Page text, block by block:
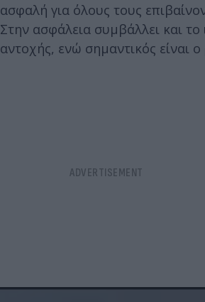
ασφαλή για όλους τους
Στην ασφάλεια συμβάλλει και
αντοχής, ενώ σημαντικός είναι